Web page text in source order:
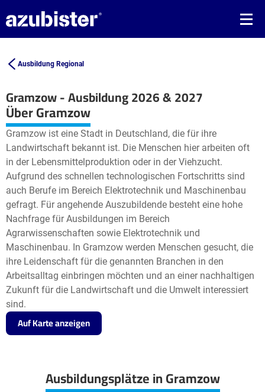
Ausbildung Regional
Gramzow - Ausbildung 2026 & 2027
+
−
Leaflet | ©OpenStreetMap2
Über Gramzow
Gramzow ist eine Stadt in Deutschland, die für ihre
Landwirtschaft bekannt ist. Die Menschen hier arbeiten oft
in der Lebensmittelproduktion oder in der Viehzucht.
Aufgrund des schnellen technologischen Fortschritts sind
auch Berufe im Bereich Elektrotechnik und Maschinenbau
gefragt. Für angehende Auszubildende besteht eine hohe
Nachfrage für Ausbildungen im Bereich
Agrarwissenschaften sowie Elektrotechnik und
Maschinenbau. In Gramzow werden Menschen gesucht, die
ihre Leidenschaft für die genannten Branchen in den
Arbeitsalltag einbringen möchten und an einer nachhaltigen
Zukunft für die Landwirtschaft und die Umwelt interessiert
sind.
Auf Karte anzeigen
Ausbildungsplätze in Gramzow